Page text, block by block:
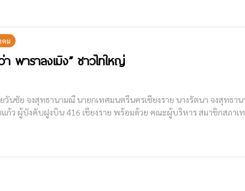
คม
พาราลงเมิง” ชาวไทใหญ่
วันชัย จงสุทธานามณี นายกเทศมนตรีนครเชียงราย นางรัตนา จงสุทธ
แก้ว ผู้บังคับฝูงบิน 416 เชียงราย พร้อมด้วย คณะผู้บริหาร สมาชิกสภ